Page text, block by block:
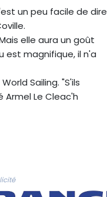
un peu facile de dire
elle aura un goût
est magnifique, il n'a
Sailing. "S'ils
Le Cleac'h